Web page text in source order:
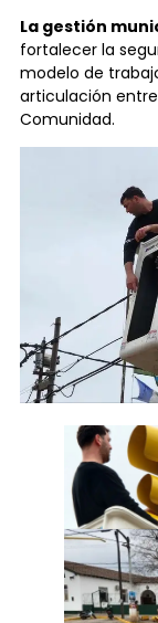
La gestión
fortalecer la
modelo de
articulación
Comunidad.